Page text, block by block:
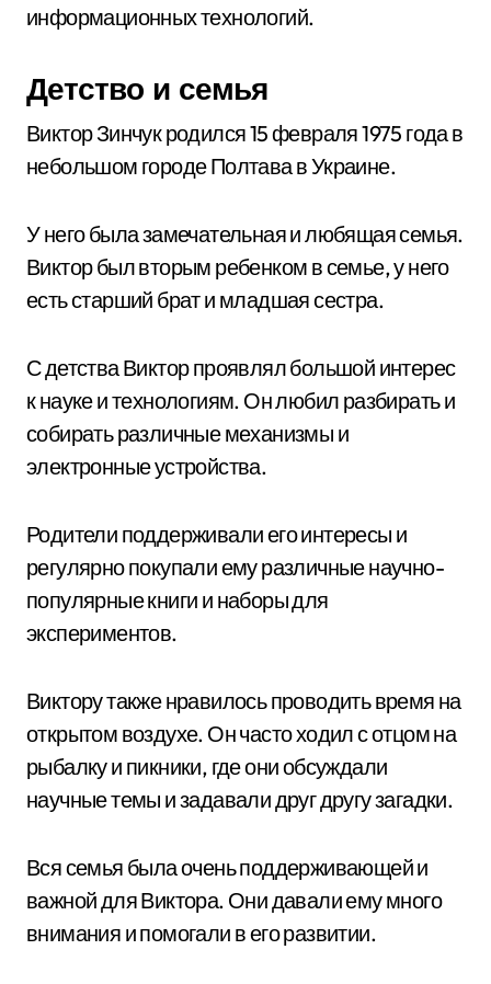
информационных технологий.
Детство и семья
Виктор Зинчук родился 15 февраля 1975 года в
небольшом городе Полтава в Украине.
У него была замечательная и любящая семья.
Виктор был вторым ребенком в семье, у него
есть старший брат и младшая сестра.
С детства Виктор проявлял большой интерес
к науке и технологиям. Он любил разбирать и
собирать различные механизмы и
электронные устройства.
Родители поддерживали его интересы и
регулярно покупали ему различные научно-
популярные книги и наборы для
экспериментов.
Виктору также нравилось проводить время на
открытом воздухе. Он часто ходил с отцом на
рыбалку и пикники, где они обсуждали
научные темы и задавали друг другу загадки.
Вся семья была очень поддерживающей и
важной для Виктора. Они давали ему много
внимания и помогали в его развитии.